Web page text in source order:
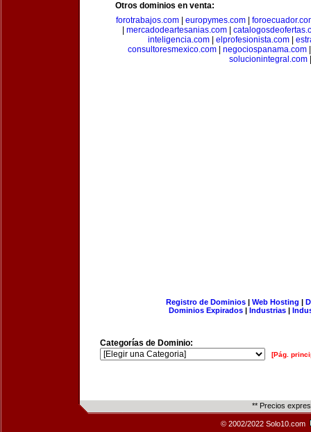
Otros dominios en venta:
forotrabajos.com| europymes.com|
mercadodeartesanias.com
inteligencia.com| elprofesionista.com|
consultoresmexico.com| negociospanama.com
solucionintegral.com|
Registro de Dominios| Web Hosting |
Dominios Expirados | Industrias |
Categorías de Dominio:
[Pág.
** Precios
© 2002/2022 Solo10.com